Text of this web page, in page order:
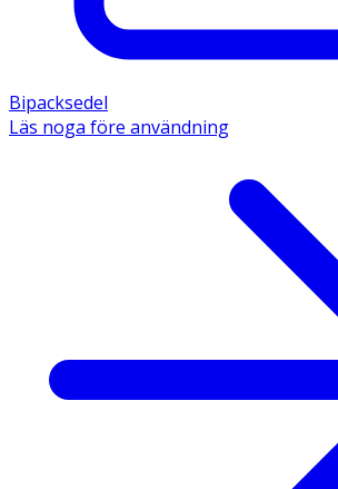
Bipacksedel
Läs noga före användning